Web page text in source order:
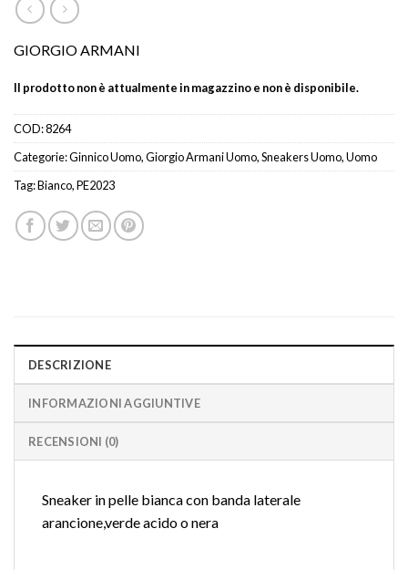
GIORGIO ARMANI
Il prodotto non è attualmente in magazzino e non è disponibile.
COD:8264
Categorie:Ginnico Uomo,Giorgio Armani Uomo,Sneakers Uomo,Uomo
Tag:Bianco,PE2023
DESCRIZIONE
INFORMAZIONI AGGIUNTIVE
RECENSIONI (0)
Sneaker in pelle bianca con banda laterale
arancione,verde acido o nera